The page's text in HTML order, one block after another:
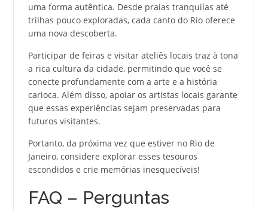
uma forma autêntica. Desde praias tranquilas até
trilhas pouco exploradas, cada canto do Rio oferece
uma nova descoberta.
Participar de feiras e visitar ateliês locais traz à tona
a rica cultura da cidade, permitindo que você se
conecte profundamente com a arte e a história
carioca. Além disso, apoiar os artistas locais garante
que essas experiências sejam preservadas para
futuros visitantes.
Portanto, da próxima vez que estiver no Rio de
Janeiro, considere explorar esses tesouros
escondidos e crie memórias inesquecíveis!
FAQ – Perguntas